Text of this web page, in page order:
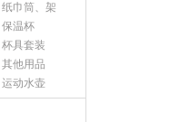
纸巾筒、架
保温杯
杯具套装
其他用品
运动水壶